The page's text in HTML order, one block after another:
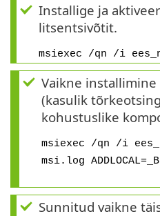
Installige ja
litsentsivõtit.
msiexec /qn /i
Vaikne
(kasulik
kohustuslike
msiexec /qn /i
msi.log
Sunnitud vaikne